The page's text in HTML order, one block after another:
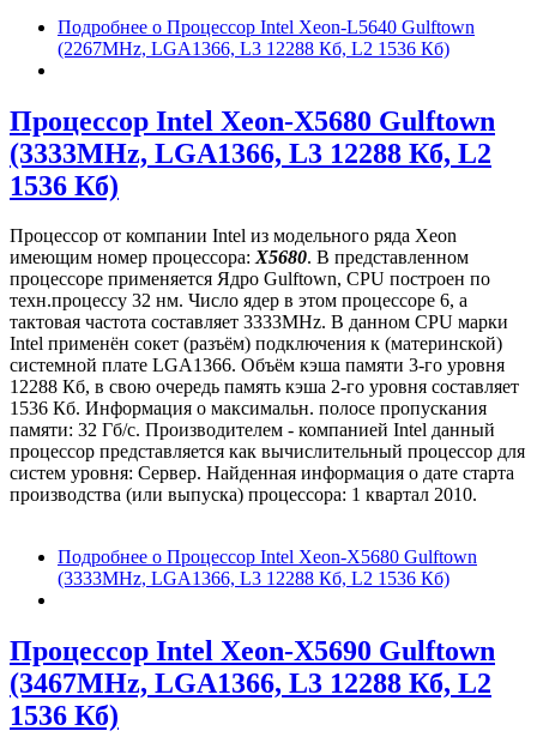
Подробнее о Процессор Intel Xeon-L5640 Gulftown
(2267MHz, LGA1366, L3 12288 Кб, L2 1536 Кб)
Процессор Intel Xeon-X5680 Gulftown
(3333MHz, LGA1366, L3 12288 Кб, L2
1536 Кб)
Процессор от компании Intel из модельного ряда Xeon
имеющим номер процессора:X5680. В представленном
процессоре применяется Ядро Gulftown, CPU построен по
техн.процессу 32 нм. Число ядер в этом процессоре 6, а
тактовая частота составляет 3333MHz. В данном CPU марки
Intel применён сокет (разъём) подключения к (материнской)
системной плате LGA1366. Объём кэша памяти 3-го уровня
12288 Кб, в свою очередь память кэша 2-го уровня составляет
1536 Кб. Информация о максимальн. полосе пропускания
памяти: 32 Гб/с. Производителем - компанией Intel данный
процессор представляется как вычислительный процессор для
систем уровня: Сервер. Найденная информация о дате старта
производства (или выпуска) процессора: 1 квартал 2010.
Подробнее о Процессор Intel Xeon-X5680 Gulftown
(3333MHz, LGA1366, L3 12288 Кб, L2 1536 Кб)
Процессор Intel Xeon-X5690 Gulftown
(3467MHz, LGA1366, L3 12288 Кб, L2
1536 Кб)